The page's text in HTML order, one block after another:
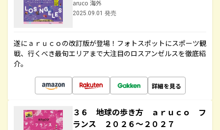
aruco 海外
2025.09.01 発売
遂にａｒｕｃｏの改訂版が登場！フォトスポットにスポーツ観
戦、行くべき最旬エリアまで大注目のロスアンゼルスを徹底紹
介。
詳細を見る
３６ 地球の歩き方 ａｒｕｃｏ フ
ランス ２０２６～２０２７